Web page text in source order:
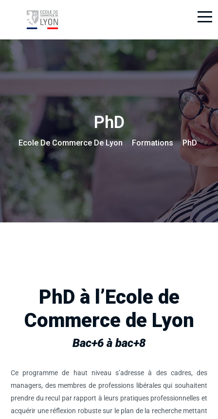
PhD
Ecole De Commerce De Lyon > Formations > PhD
PhD à l’Ecole de
Commerce de Lyon
Bac+6 à bac+8
Ce programme de haut niveau s’adresse à des cadres, des
managers, des membres de professions libérales qui souhaitent
prendre du recul par rapport à leurs pratiques professionnelles et
acquérir une réflexion robuste sur le plan de la recherche mettant